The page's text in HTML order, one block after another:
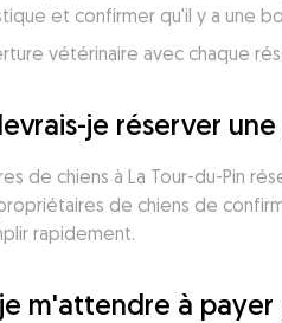
et confirmer qu'il y a une
je réserver
de chiens à La Tour-du-Pin
de chiens de
rapidement.
m'attendre à payer